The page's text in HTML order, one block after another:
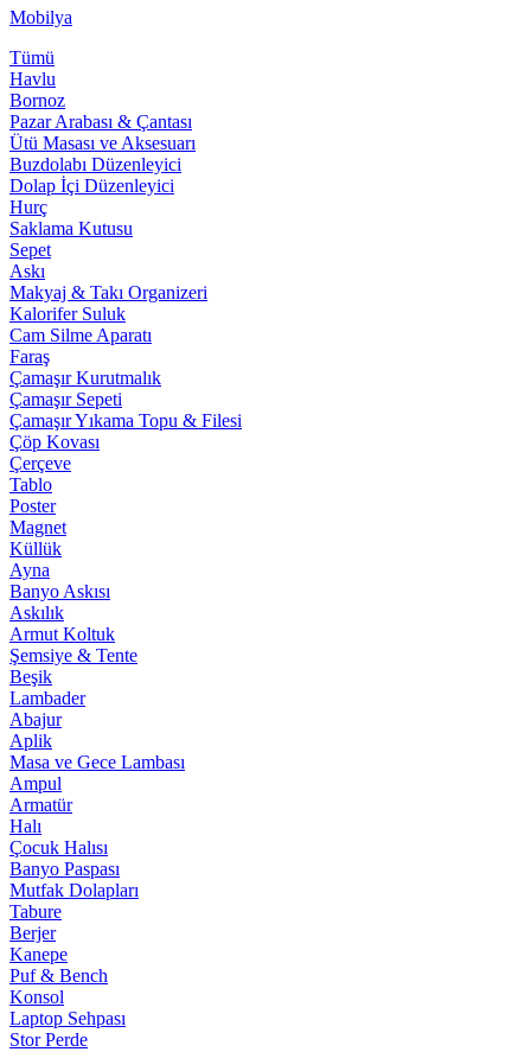
Mobilya
Tümü
Havlu
Bornoz
Pazar Arabası & Çantası
Ütü Masası ve Aksesuarı
Buzdolabı Düzenleyici
Dolap İçi Düzenleyici
Hurç
Saklama Kutusu
Sepet
Askı
Makyaj & Takı Organizeri
Kalorifer Suluk
Cam Silme Aparatı
Faraş
Çamaşır Kurutmalık
Çamaşır Sepeti
Çamaşır Yıkama Topu & Filesi
Çöp Kovası
Çerçeve
Tablo
Poster
Magnet
Küllük
Ayna
Banyo Askısı
Askılık
Armut Koltuk
Şemsiye & Tente
Beşik
Lambader
Abajur
Aplik
Masa ve Gece Lambası
Ampul
Armatür
Halı
Çocuk Halısı
Banyo Paspası
Mutfak Dolapları
Tabure
Berjer
Kanepe
Puf & Bench
Konsol
Laptop Sehpası
Stor Perde